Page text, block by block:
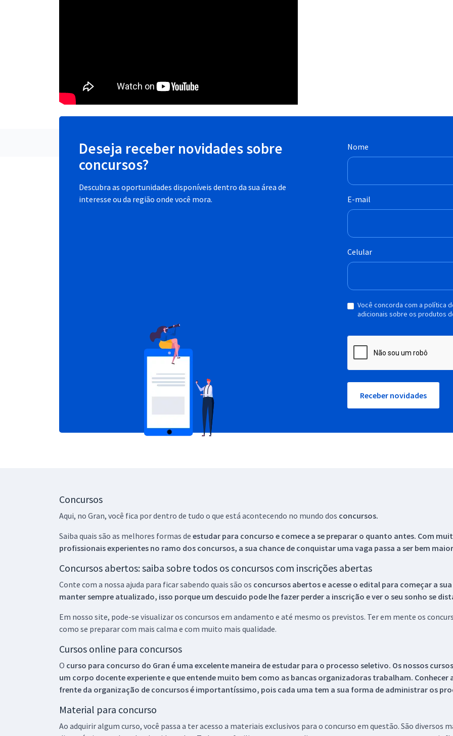
Deseja receber novidades sobre
concursos?
Descubra as oportunidades disponíveis dentro da sua área de
interesse ou da região onde você mora.
Nome
E-mail
Celular
Você concorda com a política
adicionais sobre os produtos
Receber novidades
Concursos
Aqui, no Gran, você fica por dentro de tudo o que está acontecendo no mundo dos concursos.
Saiba quais são as melhores formas de estudar para concurso e comece a se preparar o quanto antes. Com
profissionais experientes no ramo dos concursos, a sua chance de conquistar uma vaga passa a ser bem
Concursos abertos: saiba sobre todos os concursos com inscrições abertas
Conte com a nossa ajuda para ficar sabendo quais são os concursos abertos e acesse o edital para começar a
manter sempre atualizado, isso porque um descuido pode lhe fazer perder a inscrição e ver o seu sonho se
Em nosso site, pode-se visualizar os concursos em andamento e até mesmo os previstos. Ter em mente os
como se preparar com mais calma e com muito mais qualidade.
Cursos online para concursos
O curso para concurso do Gran é uma excelente maneira de estudar para o processo seletivo. Os nossos
um corpo docente experiente e que entende muito bem como as bancas organizadoras trabalham.
frente da organização de concursos é importantíssimo, pois cada uma tem a sua forma de administrar os
Material para concurso
Ao adquirir algum curso, você passa a ter acesso a materiais exclusivos para o concurso em questão. São